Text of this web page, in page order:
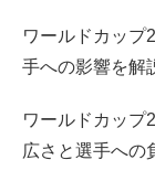
ワールドカップ
手への影響を解
ワールドカップ
広さと選手への